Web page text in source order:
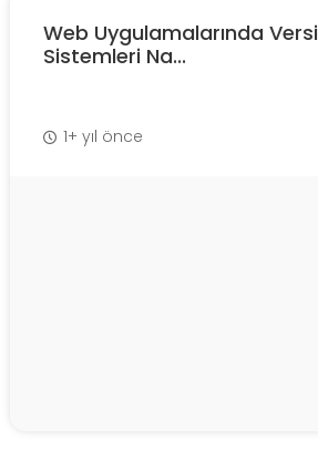
Web Uygulamalarında
Sistemleri Na...
1+ yıl önce